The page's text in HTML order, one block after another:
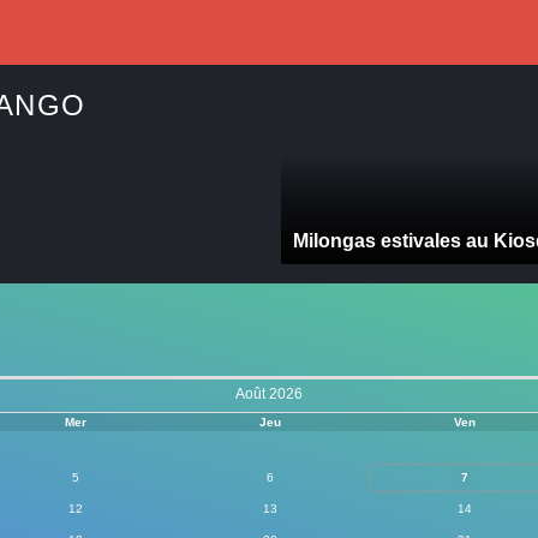
Milongas estivales au
Août 2026
Mer Jeu Ven
5 6 7
12 13 14